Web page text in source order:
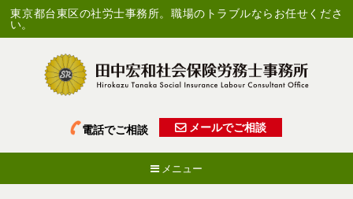
東京都台東区の社労士事務所。職場のトラブルならお任せくださ
い。
電話でご相談 メールでご相談
メニュー